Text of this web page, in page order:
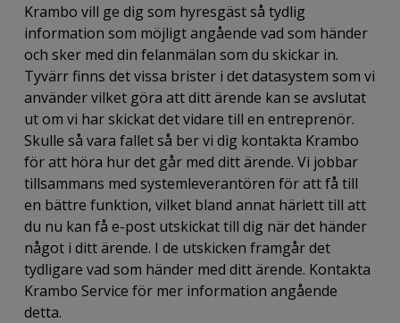
Krambo vill ge dig som hyresgäst så tydlig
information som möjligt angående vad som händer
och sker med din felanmälan som du skickar in.
Tyvärr finns det vissa brister i det datasystem som vi
använder vilket göra att ditt ärende kan se avslutat
ut om vi har skickat det vidare till en entreprenör.
Skulle så vara fallet så ber vi dig kontakta Krambo
för att höra hur det går med ditt ärende. Vi jobbar
tillsammans med systemleverantören för att få till
en bättre funktion, vilket bland annat härlett till att
du nu kan få e-post utskickat till dig när det händer
något i ditt ärende. I de utskicken framgår det
tydligare vad som händer med ditt ärende. Kontakta
Krambo Service för mer information angående
detta.